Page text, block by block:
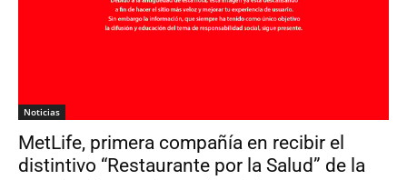
Noticias
MetLife, primera compañía en recibir el
distintivo “Restaurante por la Salud” de la